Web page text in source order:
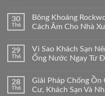
30
Th6
Bông Khoáng
Cách Âm Cho Nhà
29
Th6
Vì Sao Khách Sạn
Ống Nước Ngay Từ
28
Th6
Giải Pháp Chống
Cư, Khách Sạn Và